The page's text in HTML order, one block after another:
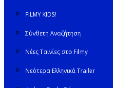
FILMY KIDS!
Σύνθετη Αναζήτηση
Νέες Ταινίες στο Filmy
Νεότερα Ελληνικά Trailer